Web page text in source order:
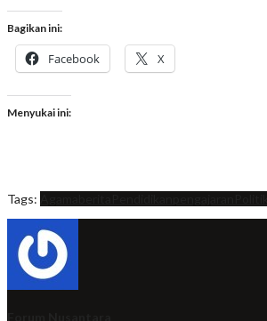
Bagikan ini:
Facebook X
Menyukai ini:
Tags: